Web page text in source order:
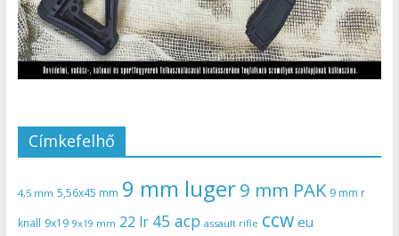
Címkefelhő
4,5 mm 5,56x45 mm 9 mm luger9 mm PAK 9 mm r
knall 9x19 9x19 mm 22 lr 45 acp assault rifle ccw eu